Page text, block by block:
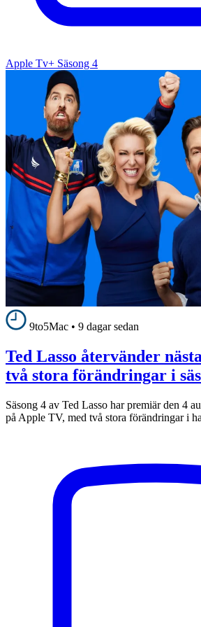
Apple Tv+ Säsong 4
9to5Mac • 9 dagar sedan
Ted Lasso återvänder
två stora förändringar i
Säsong 4 av Ted Lasso har premiär den 4
på Apple TV, med två stora förändringar i